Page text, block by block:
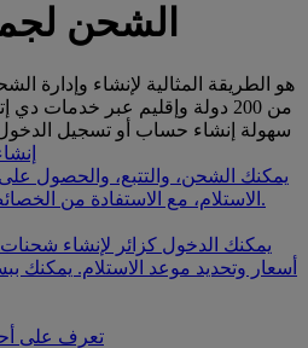
الشحن
من 200 دولة وإقليم عبر
سهولة إنشاء حساب أو تسجيل
يمكنك الشحن، والتتبع، والحصول
الاستلام، مع الاستفادة من الخصائص والوظائف الموفرة للوقت.
يمكنك الدخول كزائر لإنشاء
أسعار وتحديد موعد الاستلام.
تعرف على